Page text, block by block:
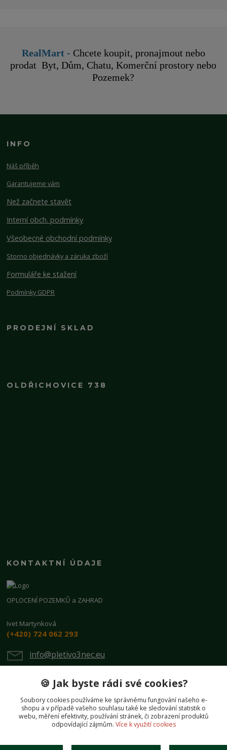
RealMart- Chcete koupit, pronajmout nebo
prodat Byt, Dům, Chatu, Komerční prostory nebo
Pozemek?
INFO
Náš příběh
Garantujeme vám
Než začnete stavět
Interní obch. podmínky
Všeobecné obchodní podmínky
Storno objednávky a záruka zboží
Formuláře ke stažení
Podmínky GDPR
PRODEJNÍ SKLAD
OLDŘICHOVICE 738
KONTAKTNÍ ÚDAJE
OPLOCENÍ POZEMKŮ a ZAHRAD
Ivet Martynková
(+420) 724 062 293
info@pletivo3nec.eu
Upravit sběr cookies.
🍪 Jak byste rádi své cookies?
Soubory cookies používáme ke správnému fungování našeho e-
shopu a v případě vašeho souhlasu také ke sledování statistik o
webu, měření efektivity, používání stránek, či zobrazení produktů
odpovídající zájmům. Více k využití cookies